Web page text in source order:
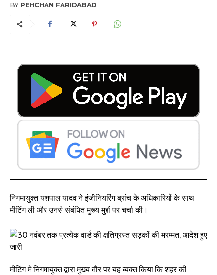
BY PEHCHAN FARIDABAD
निगमायुक्त यशपाल यादव ने इंजीनियरिंग ब्रांच के अधिकारियों के साथ
मीटिंग ली और उनसे संबंधित मुख्य मुद्दों पर चर्चा की।
मीटिंग में निगमायुक्त द्वारा मुख्य तौर पर यह व्यक्त किया कि शहर की